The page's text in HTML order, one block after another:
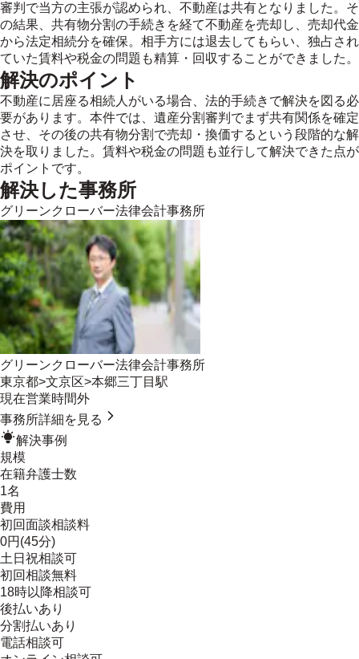
審判で当方の主張が認められ、不動産は共有となりました。そ
の結果、共有物分割の手続きを経て不動産を売却し、売却代金
から法定相続分を確保。相手方には退去してもらい、独占され
ていた賃料や税金の問題も精算・回収することができました。
解決のポイント
不動産に居座る相続人がいる場合、法的手続きで解決を図る必
要があります。本件では、遺産分割審判でまず共有関係を確定
させ、その後の共有物分割で売却・換価するという段階的な解
決を取りました。賃料や税金の問題も並行して解決できた点が
ポイントです。
解決した事務所
グリーンクローバー法律会計事務所
グリーンクローバー法律会計事務所
東京都>文京区>本郷三丁目駅
現在営業時間外
事務所詳細を見る
解決事例
規模
在籍弁護士数
1名
費用
初回面談相談料
0円(45分)
土日祝相談可
初回相談無料
18時以降相談可
後払いあり
分割払いあり
電話相談可